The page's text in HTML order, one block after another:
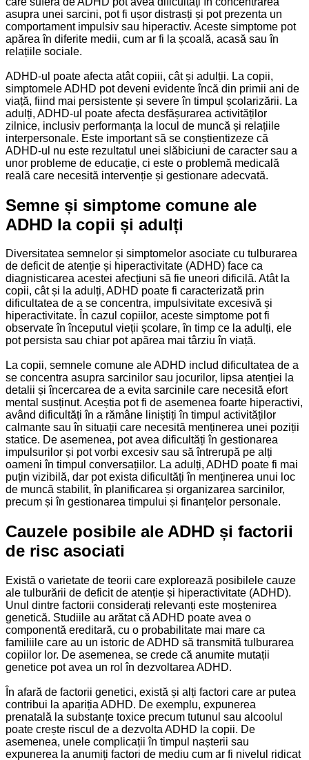
asupra unei sarcini, pot fi ușor distrasți și pot prezenta un
comportament impulsiv sau hiperactiv. Aceste simptome pot
apărea în diferite medii, cum ar fi la școală, acasă sau în
relațiile sociale.
ADHD-ul poate afecta atât copiii, cât și adulții. La copii,
simptomele ADHD pot deveni evidente încă din primii ani de
viață, fiind mai persistente și severe în timpul școlarizării. La
adulți, ADHD-ul poate afecta desfășurarea activităților
zilnice, inclusiv performanța la locul de muncă și relațiile
interpersonale. Este important să se conștientizeze că
ADHD-ul nu este rezultatul unei slăbiciuni de caracter sau a
unor probleme de educație, ci este o problemă medicală
reală care necesită intervenție și gestionare adecvată.
Semne și simptome comune ale
ADHD la copii și adulți
Diversitatea semnelor și simptomelor asociate cu tulburarea
de deficit de atenție și hiperactivitate (ADHD) face ca
diagnisticarea acestei afecțiuni să fie uneori dificilă. Atât la
copii, cât și la adulți, ADHD poate fi caracterizată prin
dificultatea de a se concentra, impulsivitate excesivă și
hiperactivitate. În cazul copiilor, aceste simptome pot fi
observate în începutul vieții școlare, în timp ce la adulți, ele
pot persista sau chiar pot apărea mai târziu în viață.
La copii, semnele comune ale ADHD includ dificultatea de a
se concentra asupra sarcinilor sau jocurilor, lipsa atenției la
detalii și încercarea de a evita sarcinile care necesită efort
mental susținut. Aceștia pot fi de asemenea foarte hiperactivi,
având dificultăți în a rămâne liniștiți în timpul activităților
calmante sau în situații care necesită menținerea unei poziții
statice. De asemenea, pot avea dificultăți în gestionarea
impulsurilor și pot vorbi excesiv sau să întrerupă pe alți
oameni în timpul conversațiilor. La adulți, ADHD poate fi mai
puțin vizibilă, dar pot exista dificultăți în menținerea unui loc
de muncă stabilit, în planificarea și organizarea sarcinilor,
precum și în gestionarea timpului și finanțelor personale.
Cauzele posibile ale ADHD și factorii
de risc asociati
Există o varietate de teorii care explorează posibilele cauze
ale tulburării de deficit de atenție și hiperactivitate (ADHD).
Unul dintre factorii considerați relevanți este moștenirea
genetică. Studiile au arătat că ADHD poate avea o
componentă ereditară, cu o probabilitate mai mare ca
familiile care au un istoric de ADHD să transmită tulburarea
copiilor lor. De asemenea, se crede că anumite mutații
genetice pot avea un rol în dezvoltarea ADHD.
În afară de factorii genetici, există și alți factori care ar putea
contribui la apariția ADHD. De exemplu, expunerea
prenatală la substanțe toxice precum tutunul sau alcoolul
poate crește riscul de a dezvolta ADHD la copii. De
asemenea, unele complicații în timpul nașterii sau
expunerea la anumiți factori de mediu cum ar fi nivelul ridicat